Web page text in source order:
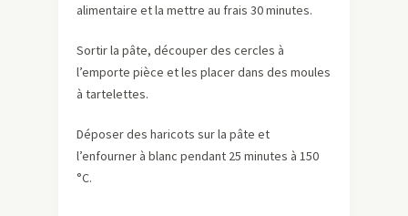
alimentaire et la mettre au frais 30 minutes.
Sortir la pâte, découper des cercles à
l’emporte pièce et les placer dans des moules
à tartelettes.
Déposer des haricots sur la pâte et
l’enfourner à blanc pendant 25 minutes à 150
°C.